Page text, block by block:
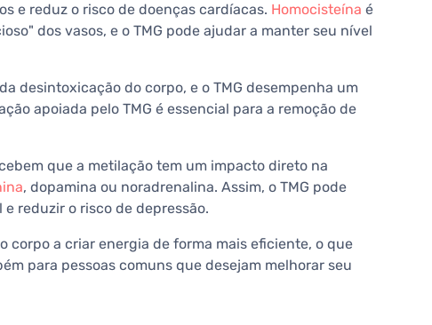
e reduz o risco de doenças cardíacas. Homocisteína é
dos vasos, e o TMG pode ajudar a manter seu nível
desintoxicação do corpo, e o TMG desempenha um
apoiada pelo TMG é essencial para a remoção de
que a metilação tem um impacto direto na
, dopamina ou noradrenalina. Assim, o TMG pode
reduzir o risco de depressão.
o corpo a criar energia de forma mais eficiente, o que
para pessoas comuns que desejam melhorar seu